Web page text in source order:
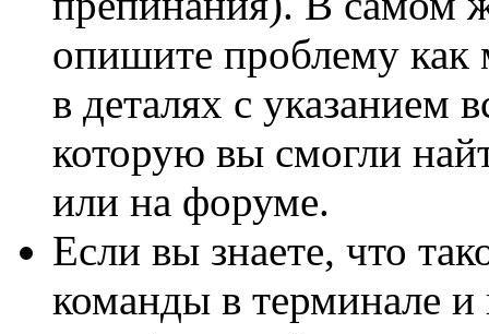
опишите проблему
в деталях с указанием
которую вы смогли
или на форуме.
Если вы знаете, что
команды в терминале